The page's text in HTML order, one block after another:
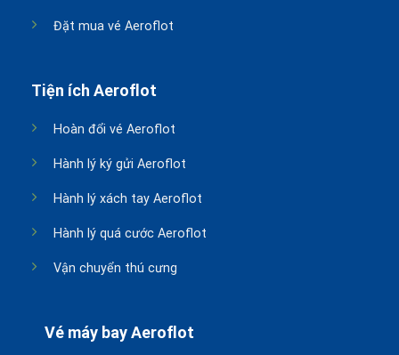
Đặt mua vé Aeroflot
Tiện ích Aeroflot
Hoàn đổi vé Aeroflot
Hành lý ký gửi Aeroflot
Hành lý xách tay Aeroflot
Hành lý quá cước Aeroflot
Vận chuyển thú cưng
Vé máy bay Aeroflot